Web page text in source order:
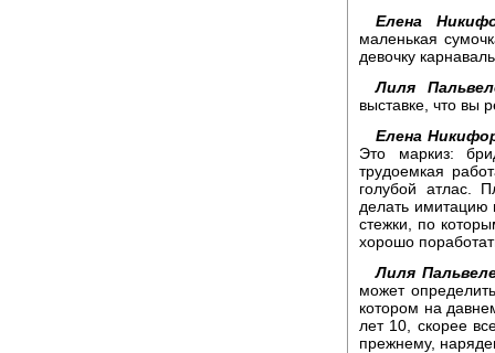
Елена
маленькая
девочку
Лиля
выставке, что вы
Елена
Это маркиз:
трудоемкая
голубой атлас.
делать имитацию
стежки, по
хорошо
Лиля
может
котором на
лет 10, скорее
прежнему,